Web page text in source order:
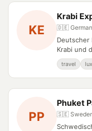
KE
Krabi
🇩🇪
Deutscher
Krabi und
Thailands.
travel
PP
Phuket
🇸🇪